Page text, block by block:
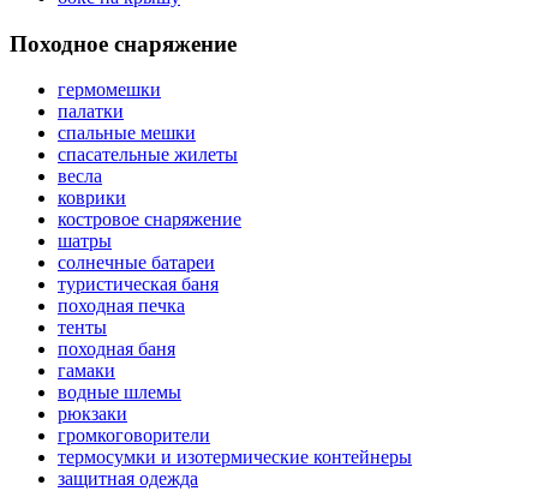
Походное снаряжение
гермомешки
палатки
спальные мешки
спасательные жилеты
весла
коврики
костровое снаряжение
шатры
солнечные батареи
туристическая баня
походная печка
тенты
походная баня
гамаки
водные шлемы
рюкзаки
громкоговорители
термосумки и изотермические контейнеры
защитная одежда